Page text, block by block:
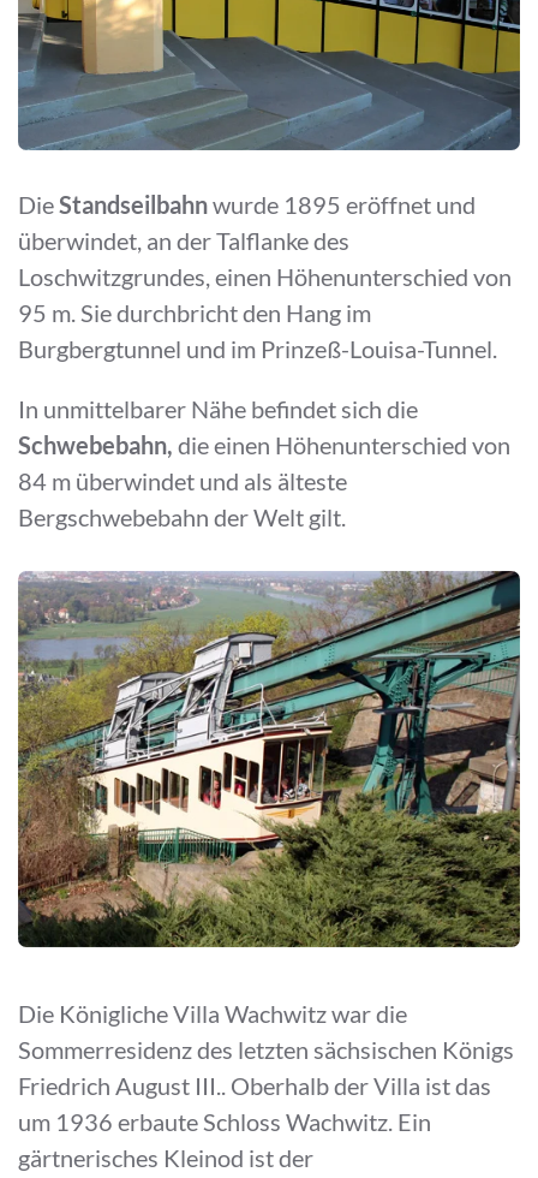
DieStandseilbahnwurde 1895 eröffnet und
überwindet, an der Talflanke des
Loschwitzgrundes, einen Höhenunterschied von
95 m. Sie durchbricht den Hang im
Burgbergtunnel und im Prinzeß-Louisa-Tunnel.
In unmittelbarer Nähe befindet sich die
Schwebebahn, die einen Höhenunterschied von
84 m überwindet und als älteste
Bergschwebebahn der Welt gilt.
Die Königliche Villa Wachwitz war die
Sommerresidenz des letzten sächsischen Königs
Friedrich August III.. Oberhalb der Villa ist das
um 1936 erbaute Schloss Wachwitz. Ein
gärtnerisches Kleinod ist der